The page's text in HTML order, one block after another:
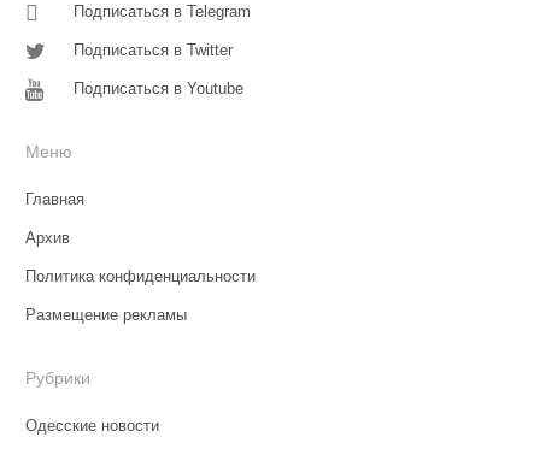
Подписаться в Telegram
Подписаться в Twitter
Подписаться в Youtube
Меню
Главная
Архив
Политика конфиденциальности
Размещение рекламы
Рубрики
Одесские новости